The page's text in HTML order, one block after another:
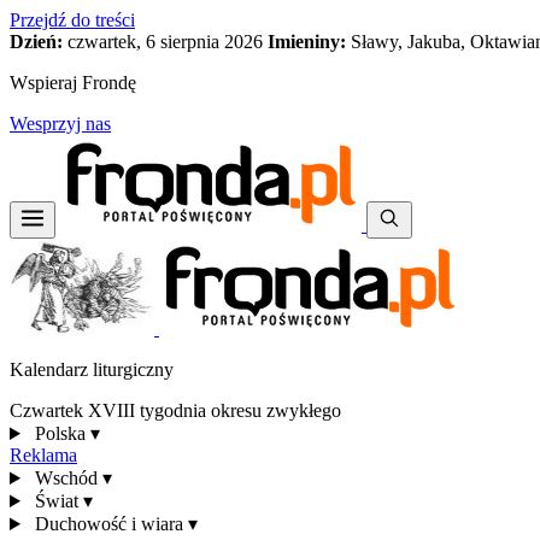
Przejdź do treści
Dzień: czwartek, 6 sierpnia 2026 Imieniny: Sławy, Jakuba,
Wspieraj Frondę
Wesprzyj nas
Kalendarz liturgiczny
Czwartek XVIII tygodnia okresu zwykłego
Polska ▾
Reklama
Wschód ▾
Świat ▾
Duchowość i wiara ▾